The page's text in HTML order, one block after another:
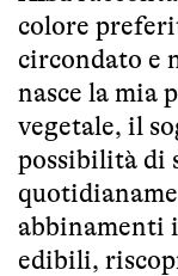
colore
circondato e
nasce la mia
vegetale, il
possibilità di
abbinamenti
edibili,